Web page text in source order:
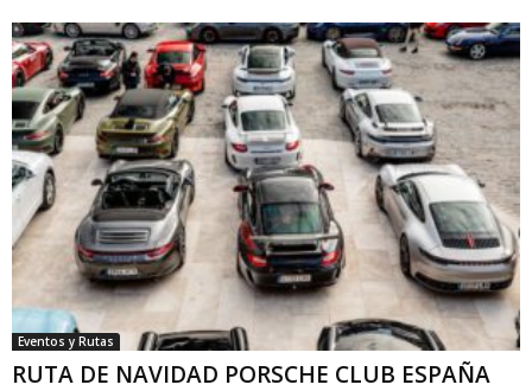
Eventos y Rutas
RUTA DE NAVIDAD PORSCHE CLUB ESPAÑA